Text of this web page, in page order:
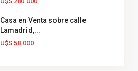
Casa en Venta sobre calle
Lamadrid,...
U$S 58.000